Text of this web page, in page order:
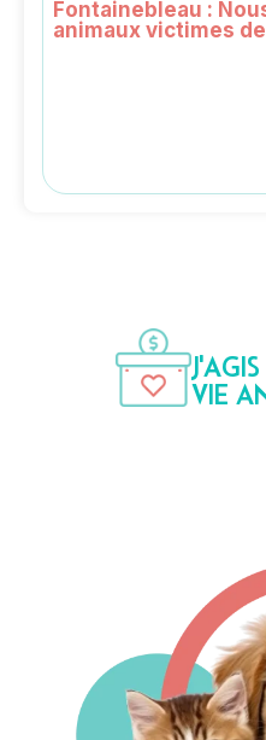
Fontainebleau :
animaux victimes
VIE